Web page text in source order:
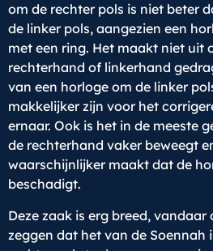
om de rechter pols is niet beter
de linker pols, aangezien een
met een ring. Het maakt niet uit
rechterhand of linkerhand
van een horloge om de linker
makkelijker zijn voor het
ernaar. Ook is het in de meeste
de rechterhand vaker beweegt
waarschijnlijker maakt dat de
beschadigt.
Deze zaak is erg breed,
zeggen dat het van de Soennah